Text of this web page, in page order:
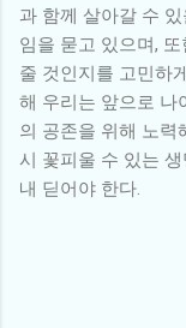
과 함께 살아갈 수
임을 묻고 있으며,
줄 것인지를 고민하
해 우리는 앞으로 나
의 공존을 위해 노력
시 꽃피울 수 있는
내 딛어야 한다.